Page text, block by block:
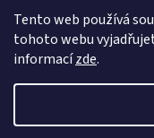
Tento web používá
tohoto webu
informacízde.